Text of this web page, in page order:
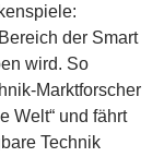
der Smart
wird. So
Marktforscher
Welt“ und fährt
Technik